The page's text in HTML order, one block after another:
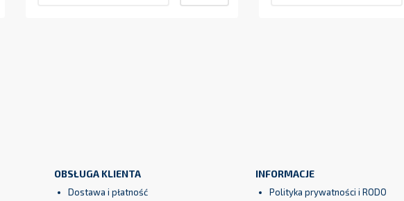
OBSŁUGA KLIENTA
Dostawa i płatność
INFORMACJE
Polityka prywatności i RODO